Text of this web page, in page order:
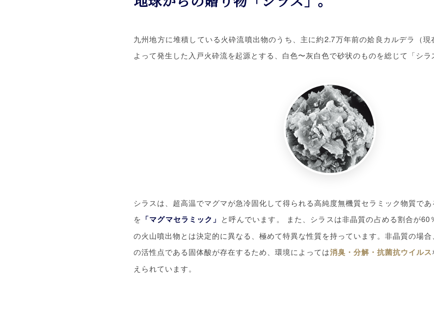
九州地方に堆積している火砕流噴出物のうち、主に約2.7万年前の姶良カルデラ（現
よって発生した入戸火砕流を起源とする、白色〜灰白色で砂状のものを総じて「シラ
シラスは、超高温でマグマが急冷固化して得られる高純度無機質セラミック物質で
を 「マグマセラミック」 と呼んでいます。 また、シラスは非晶質の占める割合が
の火山噴出物とは決定的に異なる、極めて特異な性質を持っています。非晶質の場
の活性点である固体酸が存在するため、環境によっては消臭・分解・抗菌抗ウイルス
えられています。